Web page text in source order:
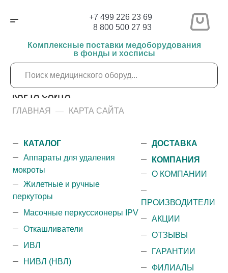
+7 499 226 23 69
8 800 500 27 93
Комплексные поставки медоборудования
в фонды и хосписы
КАРТА САЙТА
ГЛАВНАЯ
— КАРТА САЙТА
КАТАЛОГ
Аппараты для удаления
мокроты
Жилетные и ручные
перкуторы
Масочные перкуссионеры IPV
Откашливатели
ИВЛ
НИВЛ (НВЛ)
ДОСТАВКА
КОМПАНИЯ
О КОМПАНИИ
ПРОИЗВОДИТЕЛИ
АКЦИИ
ОТЗЫВЫ
ГАРАНТИИ
ФИЛИАЛЫ